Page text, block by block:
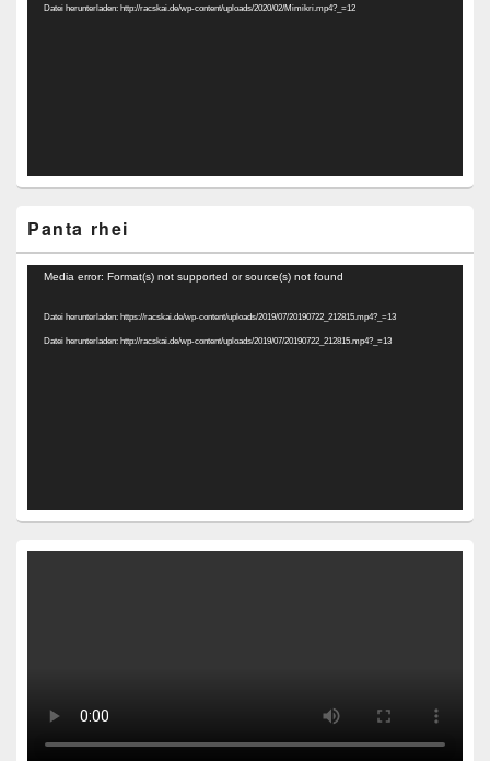
Datei herunterladen: http://racskai.de/wp-content/uploads/2020/02/Mimikri.mp4?_=12
Panta rhei
Video-
Media error: Format(s) not supported or source(s) not found
Datei herunterladen: https://racskai.de/wp-content/uploads/2019/07/20190722_212815.mp4?_=13
Datei herunterladen: http://racskai.de/wp-content/uploads/2019/07/20190722_212815.mp4?_=13